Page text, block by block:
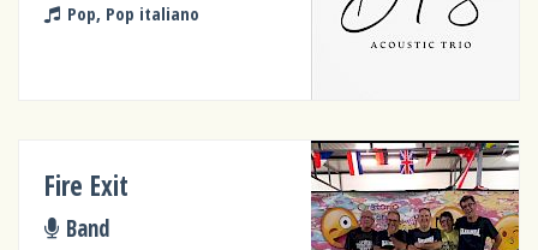
Pop, Pop italiano
Fire Exit
Band